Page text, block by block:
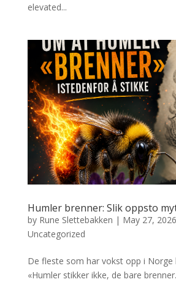
elevated...
Humler brenner: Slik oppsto
by Rune Slettebakken | May 27, 2026
Uncategorized
De fleste som har vokst opp i Norge
«Humler stikker ikke, de bare